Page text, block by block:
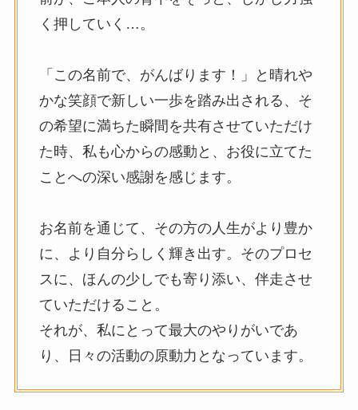
く押していく…。
「この名前で、がんばります！」と晴れや
かな笑顔で新しい一歩を踏み出される、そ
の希望に満ちた瞬間を共有させていただけ
た時、私も心からの感動と、お役に立てた
ことへの深い感謝を感じます。
お名前を通じて、その方の人生がより豊か
に、より自分らしく輝き出す。そのプロセ
スに、ほんの少しでも寄り添い、伴走させ
ていただけること。
それが、私にとって最大のやりがいであ
り、日々の活動の原動力となっています。